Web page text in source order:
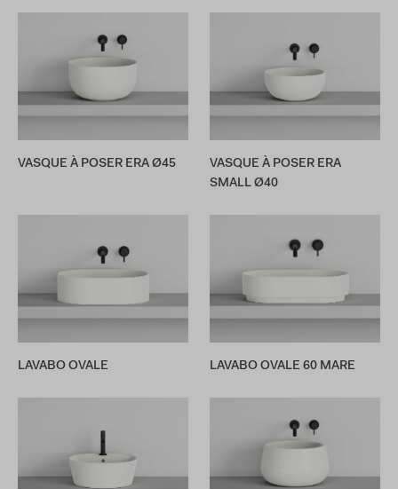
VASQUE À POSER ERA Ø45
VASQUE À POSER ERA
SMALL Ø40
LAVABO OVALE LAVABO OVALE 60 MARE